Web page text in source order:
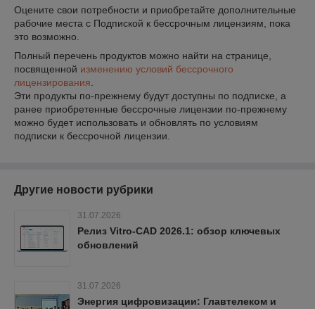
Оцените свои потребности и приобретайте дополнительные
рабочие места с Подпиской к бессрочным лицензиям, пока
это возможно.
Полный перечень продуктов можно найти на странице,
посвященной изменению условий бессрочного
лицензирования
Эти продукты по-прежнему будут доступны по подписке, а
ранее приобретенные бессрочные лицензии по-прежнему
можно будет использовать и обновлять по условиям
подписки к бессрочной лицензии.
Другие новости рубрики
31.07.2026
Релиз Vitro-CAD 2026.1: обзор ключевых
обновлений
31.07.2026
Энергия цифровизации: Главтелеком и